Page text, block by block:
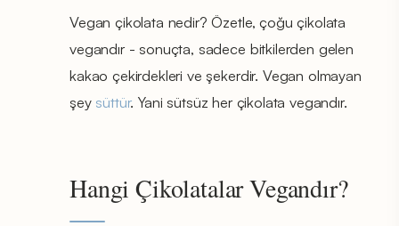
Vegan çikolata nedir? Özetle, çoğu çikolata
vegandır - sonuçta, sadece bitkilerden gelen
kakao çekirdekleri ve şekerdir. Vegan olmayan
şey süttür. Yani sütsüz her çikolata vegandır.
Hangi Çikolatalar Vegandır?